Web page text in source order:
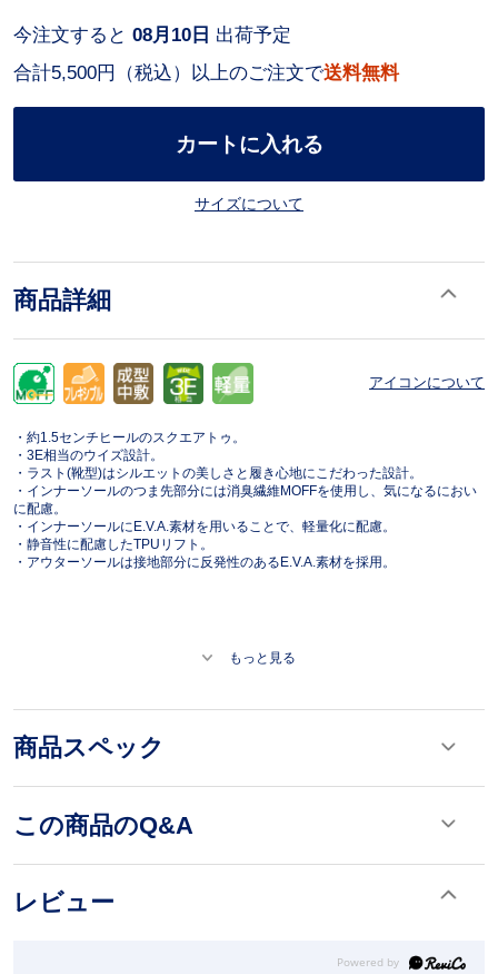
合計5,500円（税込）以上のご注文で送料無料
今注文すると 08月10日 出荷予定
カートに入れる
サイズについて
商品詳細
アイコンについて
・約1.5センチヒールのスクエアトゥ。
・3E相当のウイズ設計。
・ラスト(靴型)はシルエットの美しさと履き心地にこだわった設計。
・インナーソールのつま先部分には消臭繊維MOFFを使用し、気になるにおい
に配慮。
・インナーソールにE.V.A.素材を用いることで、軽量化に配慮。
・静音性に配慮したTPUリフト。
・アウターソールは接地部分に反発性のあるE.V.A.素材を採用。
もっと見る
商品スペック
この商品のQ&A
レビュー